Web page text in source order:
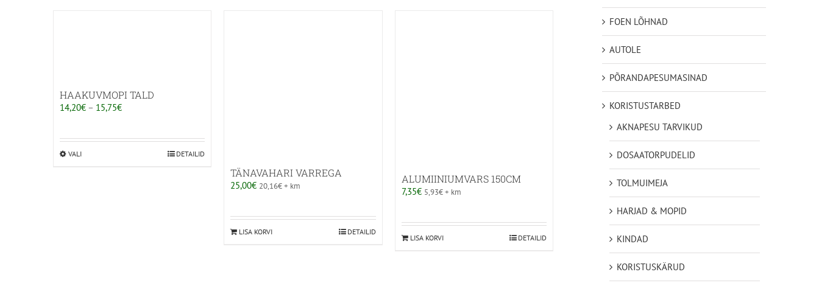
HAAKUVMOPI TALD
14,20€ – 15,75€Hinnavahemik:
kuni
VALISellel
DETAILID
TÄNAVAHARI VARREGA
25,00€ 20,16€+ km
LISA KORVI DETAILID
ALUMIINIUMVARS 150CM
7,35€ 5,93€+ km
LISA KORVI DETAILID
FOEN LÕHNAD
AUTOLE
PÕRANDAPESUMASINAD
KORISTUSTARBED
AKNAPESU TARVIKUD
DOSAATORPUDELID
TOLMUIMEJA
HARJAD & MOPID
KINDAD
KORISTUSKÄRUD